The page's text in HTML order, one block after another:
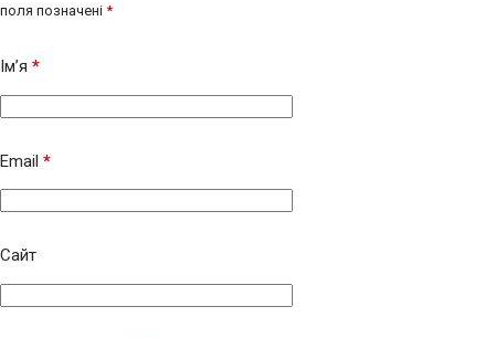
поля позначені *
Ім’я *
Email *
Сайт